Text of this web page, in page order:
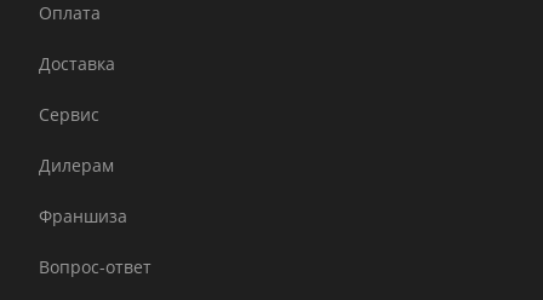
Оплата
Доставка
Сервис
Дилерам
Франшиза
Вопрос-ответ